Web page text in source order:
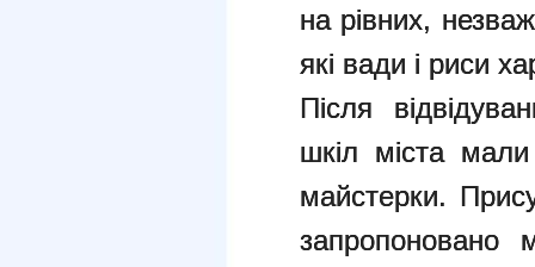
на рівних,
які вади і риси
Після
шкіл міста
майстерки.
запропоновано